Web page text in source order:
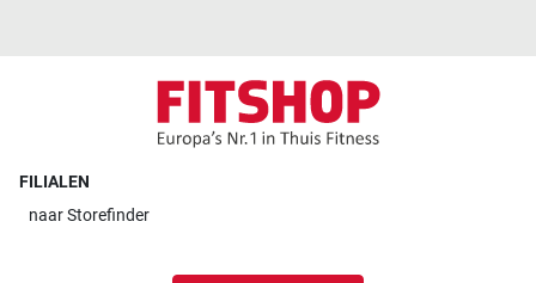
FILIALEN
naarStorefinder